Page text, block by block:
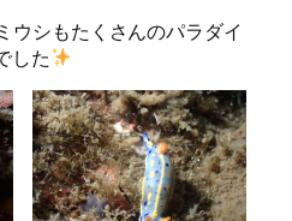
ウシもたくさんのパラダイ
した